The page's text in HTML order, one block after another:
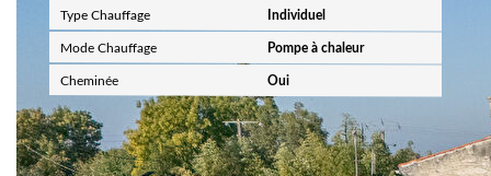
Type Chauffage Individuel
Mode Chauffage Pompe à chaleur
Cheminée Oui